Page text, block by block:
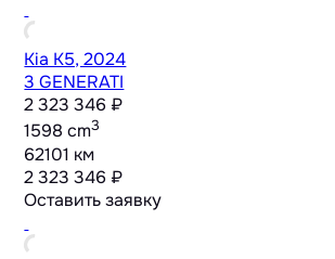
Kia K5, 2024
3 GENERATI
2 323 346 ₽
1598 cm3
62101 км
2 323 346 ₽
Оставить заявку